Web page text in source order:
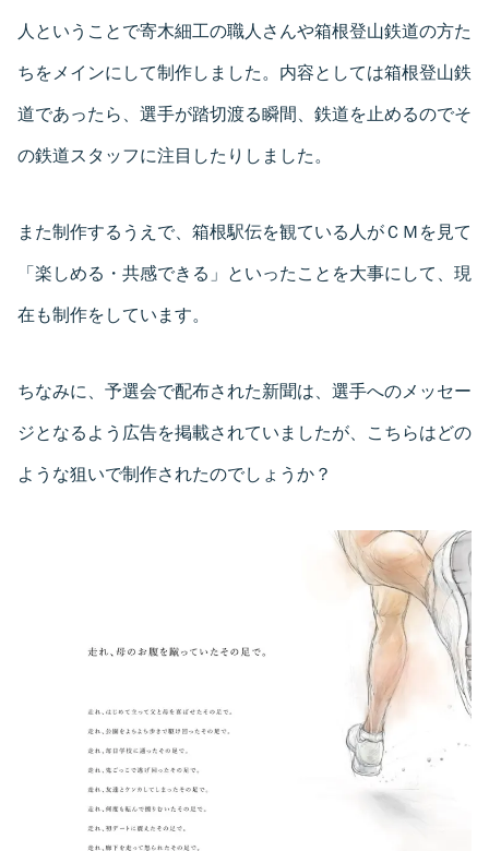
人ということで寄木細工の職人さんや箱根登山鉄道の方た
ちをメインにして制作しました。内容としては箱根登山鉄
道であったら、選手が踏切渡る瞬間、鉄道を止めるのでそ
の鉄道スタッフに注目したりしました。
また制作するうえで、箱根駅伝を観ている人がＣＭを見て
「楽しめる・共感できる」といったことを大事にして、現
在も制作をしています。
ちなみに、予選会で配布された新聞は、選手へのメッセー
ジとなるよう広告を掲載されていましたが、こちらはどの
ような狙いで制作されたのでしょうか？